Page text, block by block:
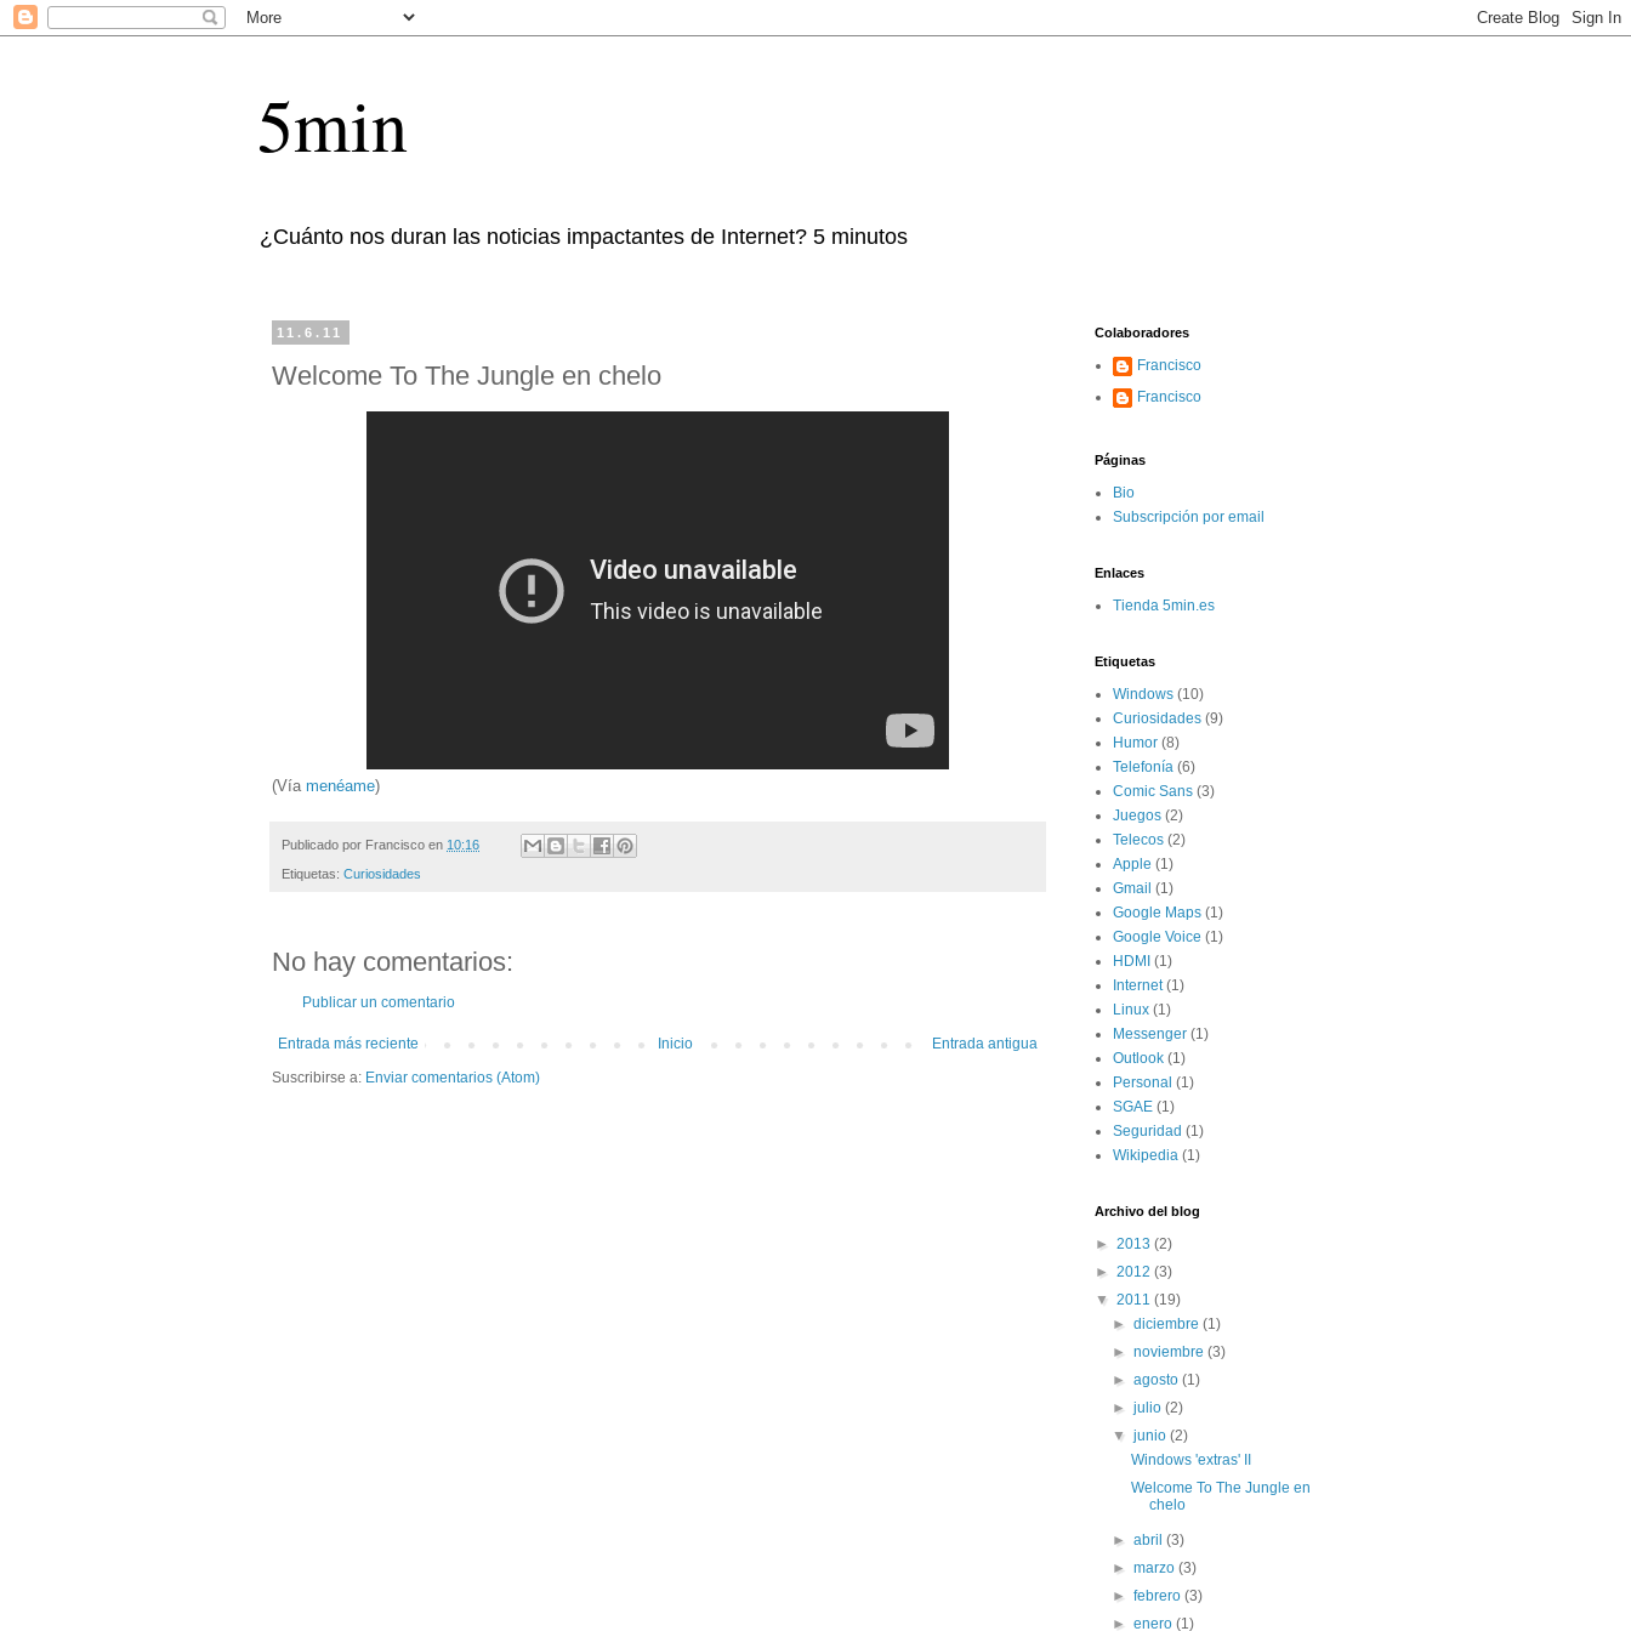
5min
¿Cuánto nos duran las noticias impactantes de Internet? 5 minutos
11.6.11
Welcome To The Jungle en chelo
(Vía menéame)
Publicado por Francisco en 10:16
Etiquetas: Curiosidades
No hay comentarios:
Publicar un comentario
Entrada más reciente Entrada antigua
Inicio
Suscribirse a: Enviar comentarios (Atom)
Colaboradores
Francisco
Francisco
Páginas
Bio
Subscripción por email
Enlaces
Tienda 5min.es
Etiquetas
Windows (10)
Curiosidades (9)
Humor (8)
Telefonía (6)
Comic Sans (3)
Juegos (2)
Telecos (2)
Apple (1)
Gmail (1)
Google Maps (1)
Google Voice (1)
HDMI (1)
Internet (1)
Linux (1)
Messenger (1)
Outlook (1)
Personal (1)
SGAE (1)
Seguridad (1)
Wikipedia (1)
Archivo del blog
► 2013 (2)
► 2012 (3)
▼ 2011 (19)
►diciembre(1)
►noviembre(3)
►agosto(1)
►julio(2)
▼junio(2)
Windows 'extras' II
Welcome To The Jungle en
chelo
►abril(3)
►marzo(3)
►febrero(3)
►enero(1)